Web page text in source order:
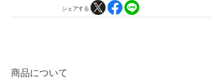
シェアする
商品について